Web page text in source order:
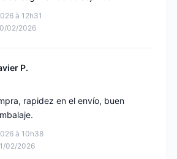
à 12h31
02/2026
P.
à 10h38
02/2026
rapidez en el envío, buen